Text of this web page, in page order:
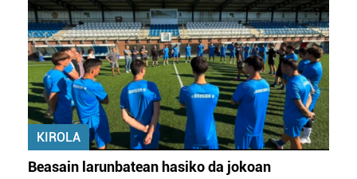
KIROLA
Beasain larunbatean hasiko da jokoan